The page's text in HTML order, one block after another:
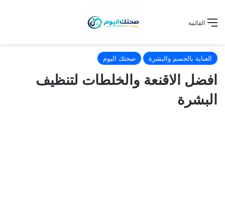
القائمة
العناية بالجسم والبشرة صحتك اليوم
افضل الاقنعة والخلطات لتنظيف
البشرة